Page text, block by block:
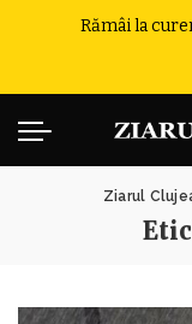
Rămâi la
Ziarul